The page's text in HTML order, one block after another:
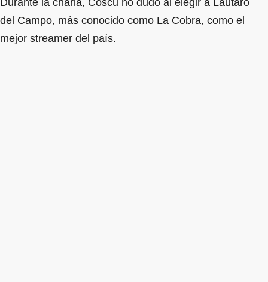
del Campo, más conocido como La Cobra, como el
mejor streamer del país.